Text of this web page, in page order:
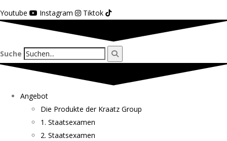
Youtube
Instagram Tiktok
Suche
Angebot
Die Produkte der Kraatz Group
1. Staatsexamen
2. Staatsexamen